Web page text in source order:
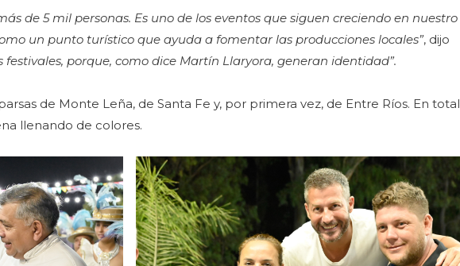
de 5 mil personas. Es uno de los eventos que siguen creciendo en nuestro
un punto turístico que ayuda a fomentar las producciones locales”, dijo
festivales, porque, como dice Martín Llaryora, generan identidad”.
de Monte Leña, de Santa Fe y, por primera vez, de Entre Ríos. En total
llenando de colores.